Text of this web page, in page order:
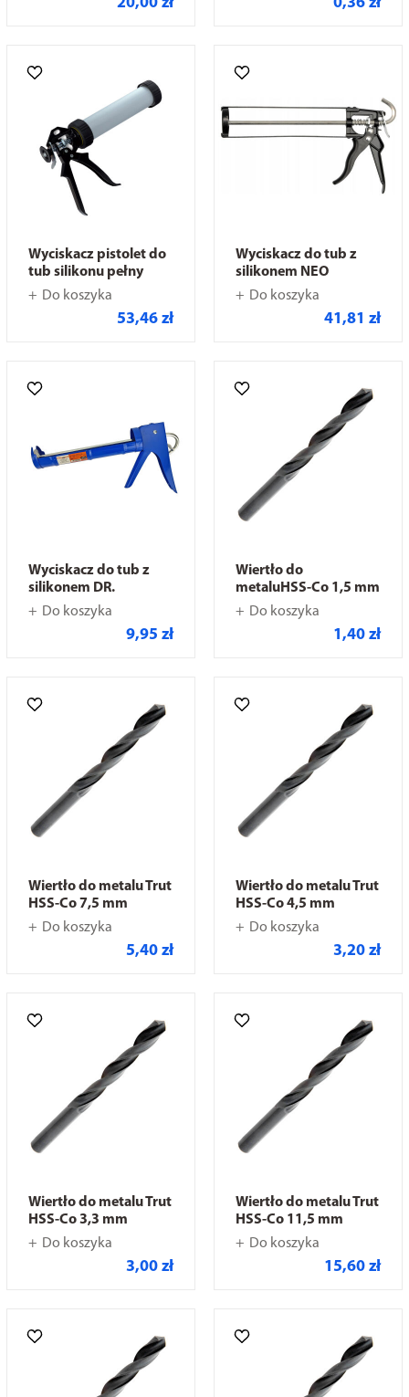
Wyciskacz pistolet do
tub silikonu pełny
Do koszyka
53,46 zł
Wyciskacz do tub z
silikonem NEO
Do koszyka
41,81 zł
Wyciskacz do tub z
silikonem DR.
Do koszyka
9,95 zł
Wiertło do
metaluHSS-Co 1,5 mm
Do koszyka
1,40 zł
Wiertło do metalu Trut
HSS-Co 7,5 mm
Do koszyka
5,40 zł
Wiertło do metalu Trut
HSS-Co 4,5 mm
Do koszyka
3,20 zł
Wiertło do metalu Trut
HSS-Co 3,3 mm
Do koszyka
3,00 zł
Wiertło do metalu Trut
HSS-Co 11,5 mm
Do koszyka
15,60 zł